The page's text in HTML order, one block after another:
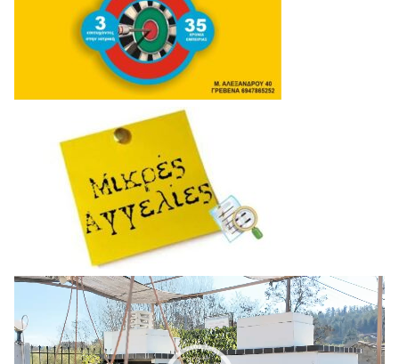
Πρόγραμμα
Αναπαραγωγής
Βίντεο